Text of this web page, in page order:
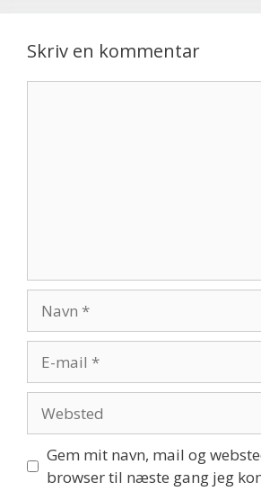
Skriv en kommentar
mail
Gem mit navn, mail og
browser til næste gang jeg